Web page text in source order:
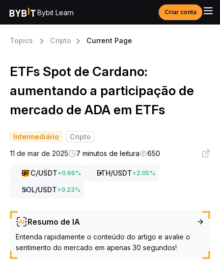
Bybit Learn Criar conta
Topics Cripto Current Page
ETFs Spot de Cardano:
aumentando a participação de
mercado de ADA em ETFs
Intermediário
Cripto
11 de mar de 2025
7 minutos de leitura 650
BTC/USDT+0.66% ETH/USDT+2.05%
SOL/USDT+0.23%
Resumo de IA
Entenda rapidamente o conteúdo do artigo e avalie o
sentimento do mercado em apenas 30 segundos!